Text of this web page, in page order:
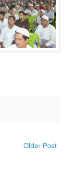
Older Post